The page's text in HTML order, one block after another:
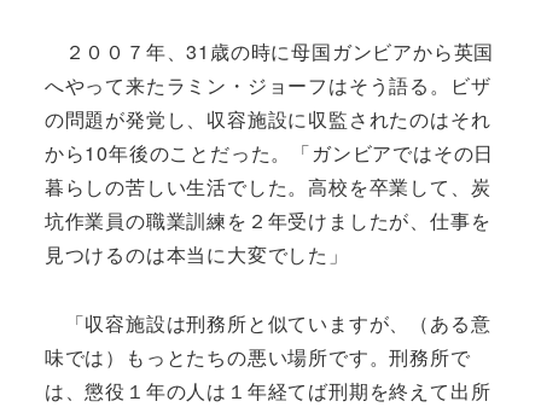
２００７年、31歳の時に母国ガンビアから英国
へやって来たラミン・ジョーフはそう語る。ビザ
の問題が発覚し、収容施設に収監されたのはそれ
から10年後のことだった。「ガンビアではその日
暮らしの苦しい生活でした。高校を卒業して、炭
坑作業員の職業訓練を２年受けましたが、仕事を
見つけるのは本当に大変でした」
「収容施設は刑務所と似ていますが、（ある意
味では）もっとたちの悪い場所です。刑務所で
は、懲役１年の人は１年経てば刑期を終えて出所